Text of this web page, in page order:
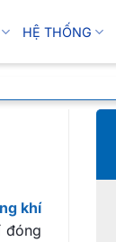
HỆ THỐNG
khí
đóng